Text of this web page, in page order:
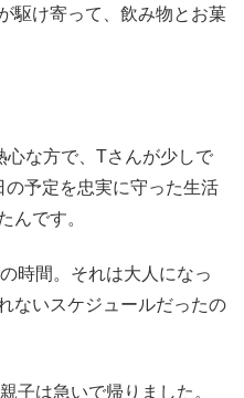
駆け寄って、飲み物とお菓
な方で、Tさんが少しで
の予定を忠実に守った生活
んです。
時間。それは大人になっ
ないスケジュールだったの
子は急いで帰りました。